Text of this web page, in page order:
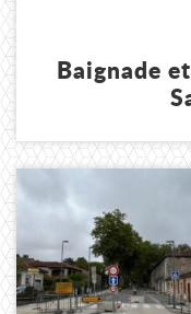
Baignade